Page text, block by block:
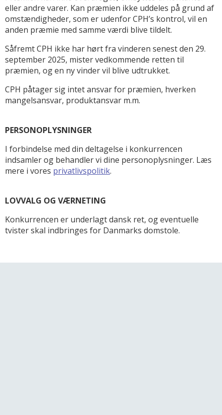
eller andre varer. Kan præmien ikke uddeles på grund af
omstændigheder, som er udenfor CPH’s kontrol, vil en
anden præmie med samme værdi blive tildelt.
Såfremt CPH ikke har hørt fra vinderen senest den 29.
september 2025, mister vedkommende retten til
præmien, og en ny vinder vil blive udtrukket.
CPH påtager sig intet ansvar for præmien, hverken
mangelsansvar, produktansvar m.m.
PERSONOPLYSNINGER
I forbindelse med din deltagelse i konkurrencen
indsamler og behandler vi dine personoplysninger. Læs
mere i vores privatlivspolitik.
LOVVALG OG VÆRNETING
Konkurrencen er underlagt dansk ret, og eventuelle
tvister skal indbringes for Danmarks domstole.